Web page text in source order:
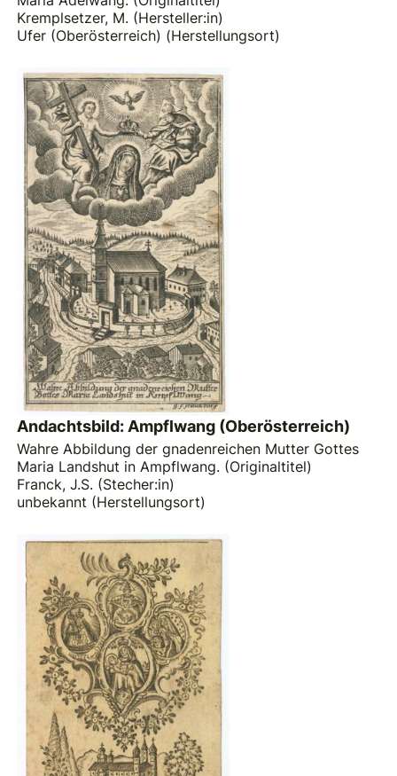
Kremplsetzer, M. (Hersteller:in)
Ufer (Oberösterreich) (Herstellungsort)
Andachtsbild: Ampflwang (Oberösterreich)
Wahre Abbildung der gnadenreichen Mutter Gottes
Maria Landshut in Ampflwang. (Originaltitel)
Franck, J.S. (Stecher:in)
unbekannt (Herstellungsort)